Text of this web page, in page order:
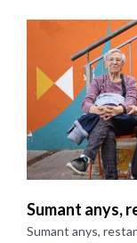
Sumant anys,
Sumant anys,